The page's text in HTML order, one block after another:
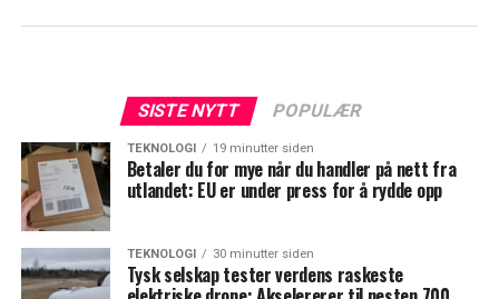
SISTE NYTT POPULÆR
TEKNOLOGI 19 minutter siden
Betaler du for mye når du handler på nett fra
utlandet: EU er under press for å rydde opp
TEKNOLOGI 30 minutter siden
Tysk selskap tester verdens raskeste